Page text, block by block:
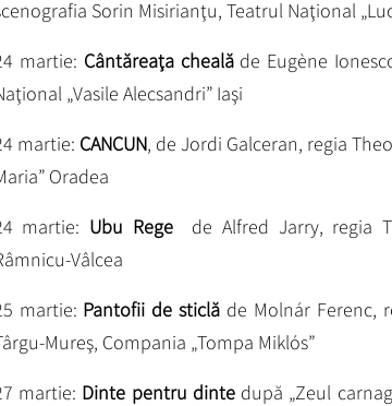
Sorin Misirianţu, Teatrul Naţional
martie: Cântăreaţa chealăde Eugène
„Vasile Alecsandri” Iaşi
martie: CANCUN, de Jordi Galceran, regia
Oradea
martie: Ubu Rege
de Alfred Jarry, regia
Vâlcea
martie: Pantofii de sticlă de Molnár Ferenc,
Mureş, Compania „Tompa Miklós”
martie: Dinte pentru dinte după „Zeul